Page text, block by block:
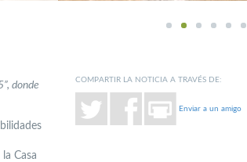
1 2 3 4 5 6
donde
Casa
COMPARTIR LA NOTICIA A TRAVÉS DE:
Enviar a un amigo